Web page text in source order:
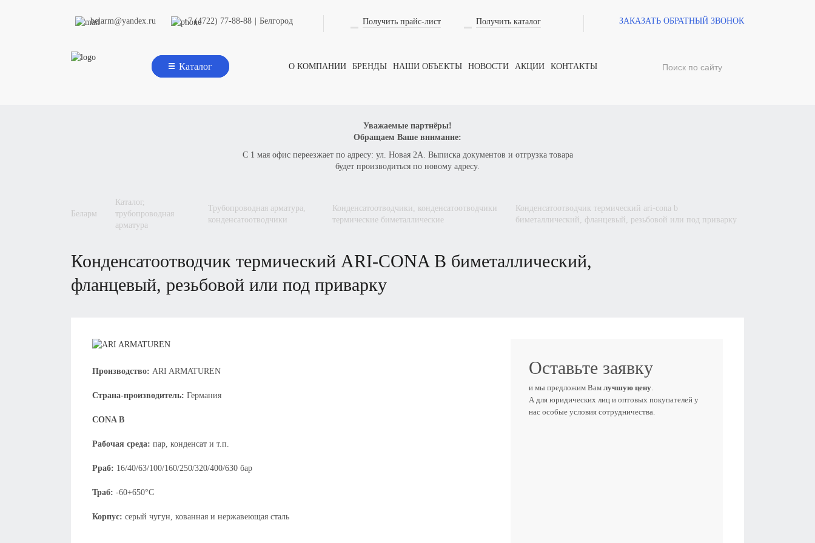
belarm@yandex.ru +7 (4722) 77-88-88 Белгород Получить прайс-лист Получить каталог ЗАКАЗАТЬ ОБРАТНЫЙ ЗВОНОК
Каталог О КОМПАНИИ БРЕНДЫ НАШИ ОБЪЕКТЫ НОВОСТИ АКЦИИ КОНТАКТЫ
Уважаемые партнёры!
Обращаем Ваше внимание:
С 1 мая офис переезжает по адресу: ул. Новая 2А. Выписка документов и отгрузка товара
будет производиться по новому адресу.
беларм
каталог,
трубопроводная
арматура
трубопроводная арматура,
конденсатоотводчики
конденсатоотводчики, конденсатоотводчики
термические биметаллические
конденсатоотводчик термический ari-cona b
биметаллический, фланцевый, резьбовой или под приварку
конденсатоотводчик термический ARI-CONA B биметаллический,
фланцевый, резьбовой или под приварку
Производство: ARI ARMATUREN
Страна-производитель: Германия
CONA B
Рабочая среда: пар, конденсат и т.п.
Рраб: 16/40/63/100/160/250/320/400/630 бар
Траб: -60+650°С
Корпус: серый чугун, кованная и нержавеющая сталь
Оставьте заявку
и мы предложим Вам лучшую цену.
А для юридических лиц и оптовых покупателей у
нас особые условия сотрудничества.